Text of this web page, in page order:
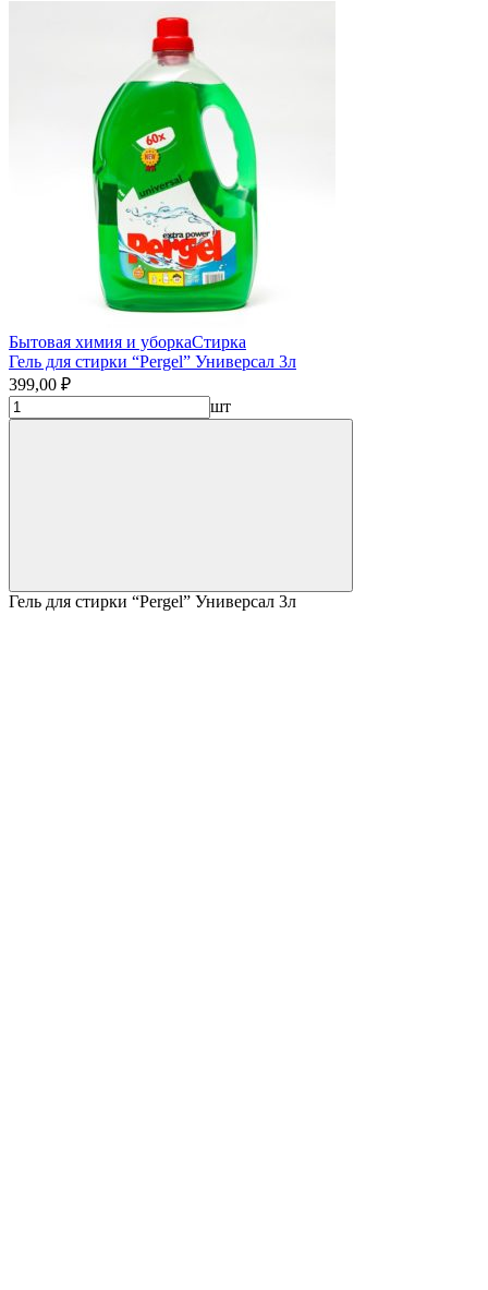
Бытовая химия и уборкаСтирка
Гель для стирки “Pergel” Универсал 3л
399,00 ₽
шт
Гель для стирки “Pergel” Универсал 3л